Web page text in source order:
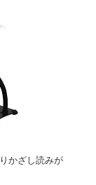
かざし読みが